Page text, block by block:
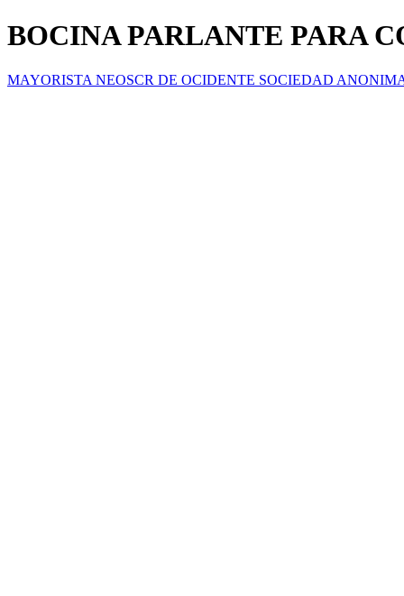
BOCINA PARLANTE PARA
MAYORISTA NEOSCR DE OCIDENTE SOCIEDAD